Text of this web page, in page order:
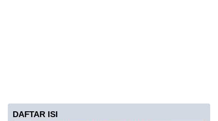
DAFTAR ISI